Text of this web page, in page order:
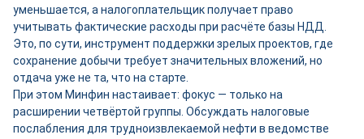
уменьшается, а налогоплательщик получает право
учитывать фактические расходы при расчёте базы НДД.
Это, по сути, инструмент поддержки зрелых проектов, где
сохранение добычи требует значительных вложений, но
отдача уже не та, что на старте.
При этом Минфин настаивает: фокус — только на
расширении четвёртой группы. Обсуждать налоговые
послабления для трудноизвлекаемой нефти в ведомстве